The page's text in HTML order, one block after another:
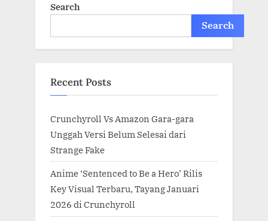
Search
Search
Recent Posts
Crunchyroll Vs Amazon Gara-gara
Unggah Versi Belum Selesai dari
Strange Fake
Anime ‘Sentenced to Be a Hero’ Rilis
Key Visual Terbaru, Tayang Januari
2026 di Crunchyroll